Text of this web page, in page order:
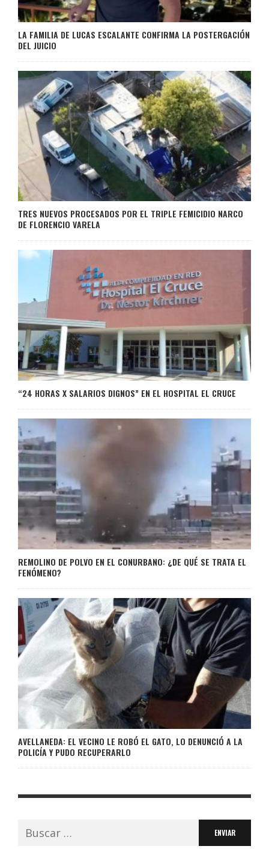
LA FAMILIA DE LUCAS ESCALANTE CONFIRMA LA POSTERGACIÓN
DEL JUICIO
TRES NUEVOS PROCESADOS POR EL TRIPLE FEMICIDIO NARCO
DE FLORENCIO VARELA
“24 HORAS X SALARIOS DIGNOS” EN EL HOSPITAL EL CRUCE
REMOLINO DE POLVO EN EL CONURBANO: ¿DE QUÉ SE TRATA EL
FENÓMENO?
AVELLANEDA: EL VECINO LE ROBÓ EL GATO, LO DENUNCIÓ A LA
POLICÍA Y PUDO RECUPERARLO
Buscar: